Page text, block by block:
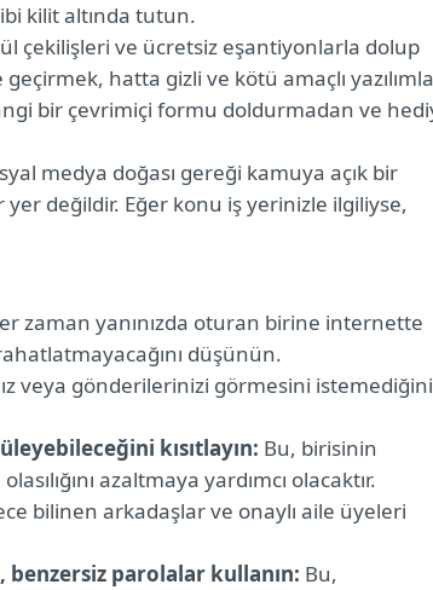
kilit altında tutun.
çekilişleri ve ücretsiz eşantiyonlarla dolup
hatta gizli ve kötü amaçlı
bir çevrimiçi formu doldurmadan ve
medya doğası gereği kamuya açık bir
yer değildir. Eğer konu iş yerinizle ilgiliyse,
zaman yanınızda oturan birine internette
düşünün.
veya gönderilerinizi görmesini
kısıtlayın: Bu, birisinin
azaltmaya yardımcı olacaktır.
bilinen arkadaşlar ve onaylı aile üyeleri
parolalar kullanın: Bu,